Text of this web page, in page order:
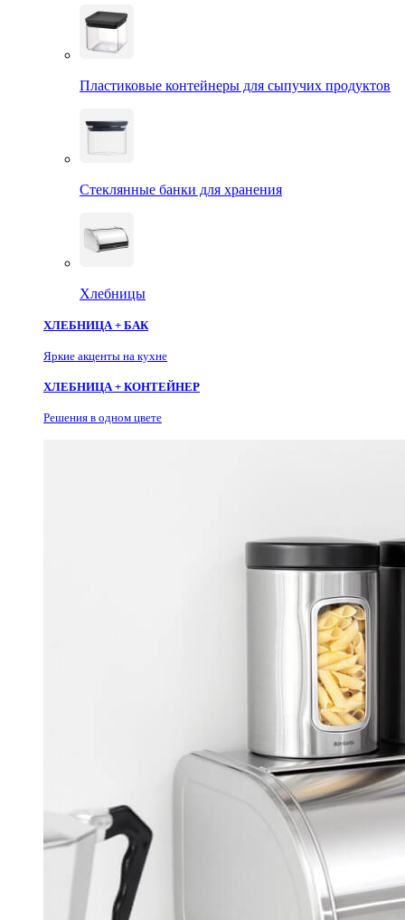
Пластиковые контейнеры для сыпучих продуктов
Стеклянные банки для хранения
Хлебницы
ХЛЕБНИЦА + БАК
Яркие акценты на кухне
ХЛЕБНИЦА + КОНТЕЙНЕР
Решения в одном цвете